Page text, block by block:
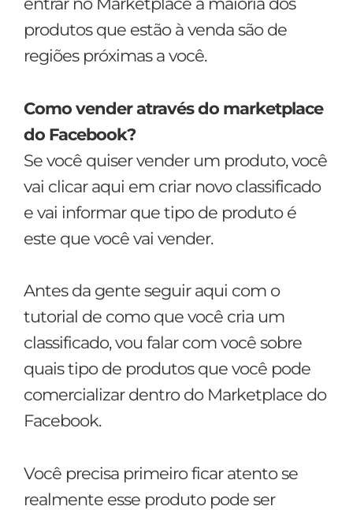
produtos que estão à venda são de
regiões próximas a você.
Como vender através do marketplace
do Facebook?
Se você quiser vender um produto, você
vai clicar aqui em criar novo classificado
e vai informar que tipo de produto é
este que você vai vender.
Antes da gente seguir aqui com o
tutorial de como que você cria um
classificado, vou falar com você sobre
quais tipo de produtos que você pode
comercializar dentro do Marketplace do
Facebook.
Você precisa primeiro ficar atento se
realmente esse produto pode ser